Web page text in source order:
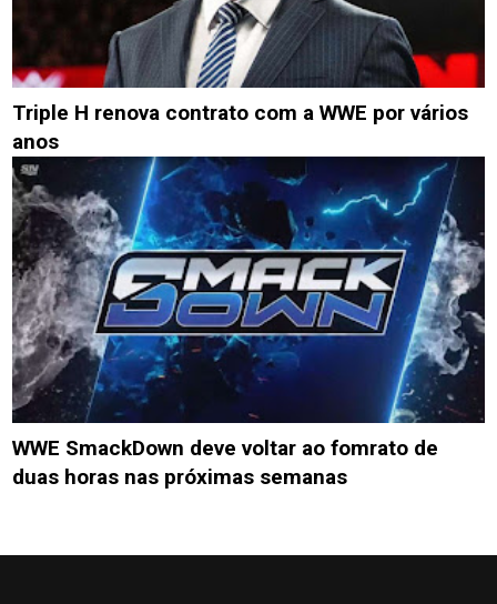
Triple H renova contrato com a WWE por vários
anos
WWE SmackDown deve voltar ao fomrato de
duas horas nas próximas semanas